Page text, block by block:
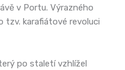
v Portu. Výrazného
tzv. karafiátové revoluci
po staletí vzhlížel